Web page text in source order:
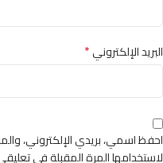
البريد الإلكتروني*
احفظ اسمي، بريدي الإلكتروني،
لاستخدامها المرة المقبلة في